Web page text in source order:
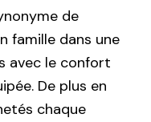
de
famille dans une
avec le confort
De plus en
chaque